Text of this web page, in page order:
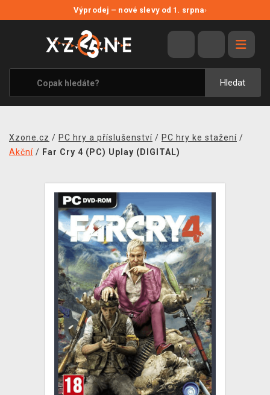
Výprodej – nové slevy od 1. srpna›
Hledat
VÝPRODEJ
VIDEOHRY
XZONE ORIGINALS
TÉMATIKY
MERCHANDISE
KONTAKT
PRODEJNY
DOPRAVA
XZONE KLUB
TCG & BOARDGAME HUB
VÝKUP HER (BAZAR)
Xzone.cz / PC hry a příslušenství / PC hry ke stažení /
Akční / Far Cry 4 (PC) Uplay (DIGITAL)